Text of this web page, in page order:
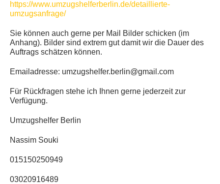
https://www.umzugshelferberlin.de/detaillierte-
umzugsanfrage/
Sie können auch gerne per Mail Bilder schicken (im
Anhang). Bilder sind extrem gut damit wir die Dauer des
Auftrags schätzen können.
Emailadresse: umzugshelfer.berlin@gmail.com
Für Rückfragen stehe ich Ihnen gerne jederzeit zur
Verfügung.
Umzugshelfer Berlin
Nassim Souki
015150250949
03020916489